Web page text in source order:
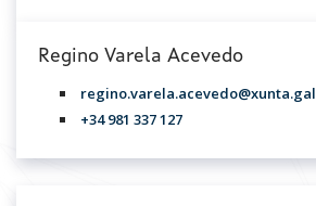
Regino Varela Acevedo
regino.varela.acevedo@xunta.gal
+34 981 337 127